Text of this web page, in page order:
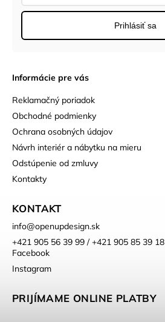
Informácie pre vás
Reklamačný poriadok
Obchodné podmienky
Ochrana osobných údajov
Návrh interiér a nábytku na mieru
Odstúpenie od zmluvy
Kontakty
KONTAKT
info@openupdesign.sk
+421 905 56 39 99 / +421 905 85 39 18
Facebook
Instagram
PRIJÍMAME ONLINE PLATBY
Prihlásiť sa